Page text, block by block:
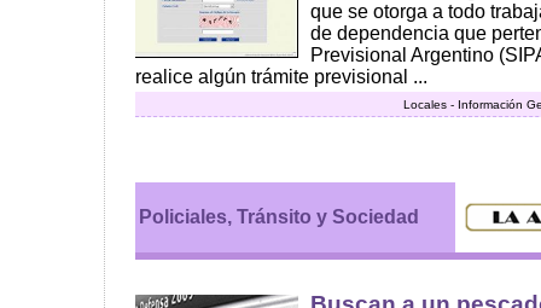
que se otorga a todo
de dependencia que
Previsional Argentino
realice algún trámite previsional ...
Locales - Información
Policiales, Tránsito y Sociedad